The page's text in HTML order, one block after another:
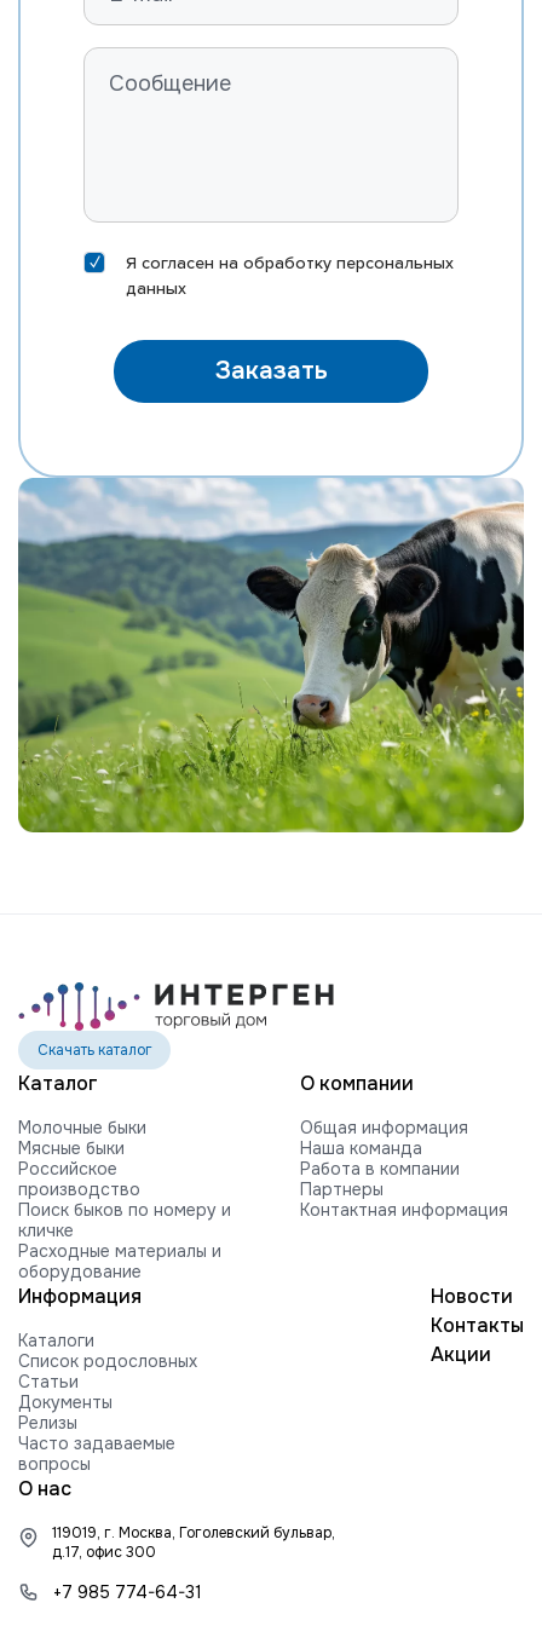
Я согласен на обработку персональных
данных
Заказать
Скачать каталог
Каталог
Молочные быки
Мясные быки
Российское
производство
Поиск быков по номеру и
кличке
Расходные материалы и
оборудование
О компании
Общая информация
Наша команда
Работа в компании
Партнеры
Контактная информация
Информация
Каталоги
Список родословных
Статьи
Документы
Релизы
Часто задаваемые
вопросы
Новости
Контакты
Акции
О нас
119019, г. Москва, Гоголевский бульвар,
д.17, офис 300
+7 985 774-64-31